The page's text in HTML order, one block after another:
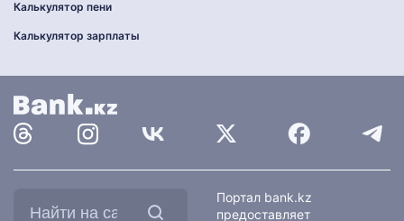
Калькулятор пени
Калькулятор зарплаты
Портал bank.kz
предоставляет